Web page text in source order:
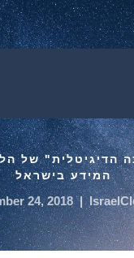
הדיגיטלית" של
המידע בישראל
|
24, 2018